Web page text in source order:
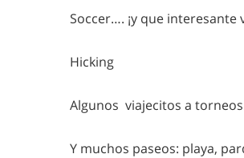
Soccer…. ¡y que interesante
Hicking
Algunos viajecitos a
Y muchos paseos: playa,